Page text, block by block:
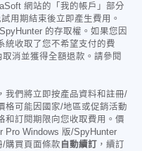
網站的「我的帳戶」部分
用期結束後立即產生費用。
的存取權。如果您因
統收取了您不希望支付的費
消並獲得全額退款。請參閱
我們將立即按產品資料和註冊/
格可能因國家/地區或促銷活動
和訂閱期限向您收取費用。價
Pro Windows 版/SpyHunter
購買頁面條款 自動續訂 ，續訂